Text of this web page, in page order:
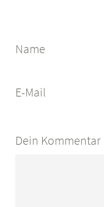
Name
E-Mail
Dein Kommentar